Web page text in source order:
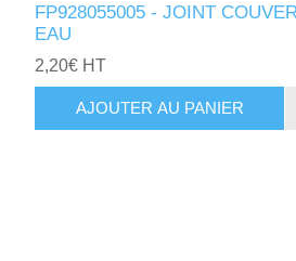
FP928055005 - JOINT
EAU
2,20€ HT
AJOUTER AU PANIER